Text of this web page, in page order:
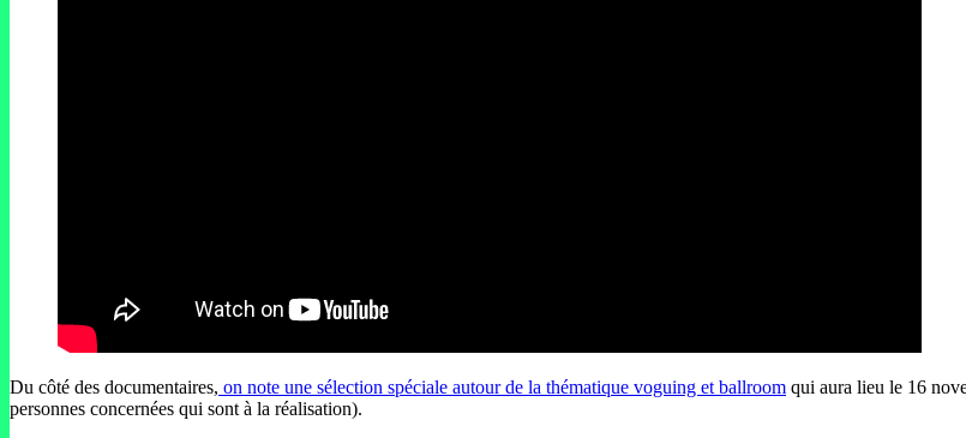
Du côté des documentaires, on note une sélection spéciale autour de la thématique voguing et ballroom qui aura lieu le 16
personnes concernées qui sont à la réalisation).